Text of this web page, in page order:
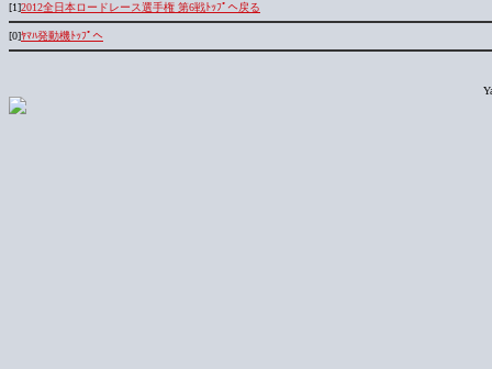
[1]2012全日本ロードレース選手権 第6戦ﾄｯﾌﾟへ戻る
[0]ﾔﾏﾊ発動機ﾄｯﾌﾟへ